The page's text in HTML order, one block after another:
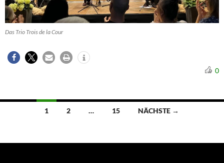
Das Trio Trois de la Cour
0
Beitragsnavigation
1 2 … 15 NÄCHSTE →